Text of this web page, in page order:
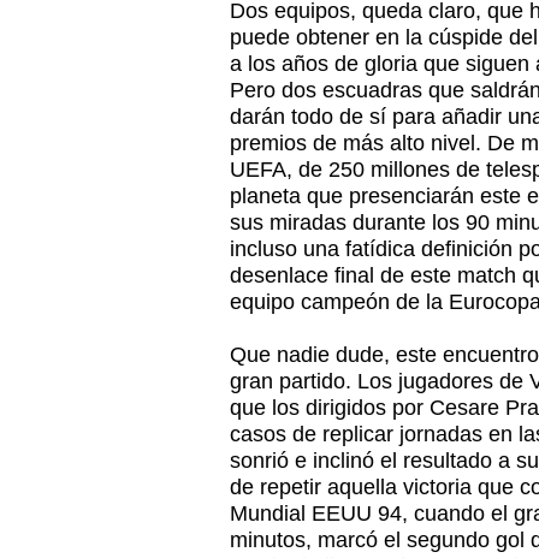
Dos equipos, queda claro, que
puede obtener en la cúspide
a los años de gloria que
Pero dos escuadras que
darán todo de sí para añadir
premios de más alto nivel. De
UEFA, de 250 millones de
planeta que presenciarán este
sus miradas durante los 90
incluso una fatídica definición
desenlace final de este match
equipo campeón de la
Que nadie dude, este
gran partido. Los jugadores de
que los dirigidos por Cesare
casos de replicar jornadas en
sonrió e inclinó el resultado a
de repetir aquella victoria que
Mundial EEUU 94, cuando el
minutos, marcó el segundo gol